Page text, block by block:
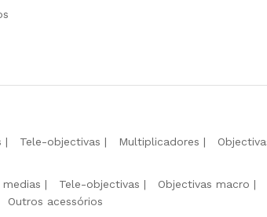
Tele-objectivas Multiplicadores
medias Tele-objectivas Objectivas macro
Outros acessórios